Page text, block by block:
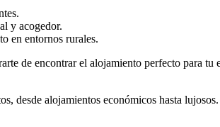
y acogedor.
en entornos rurales.
de encontrar el alojamiento perfecto para
desde alojamientos económicos hasta